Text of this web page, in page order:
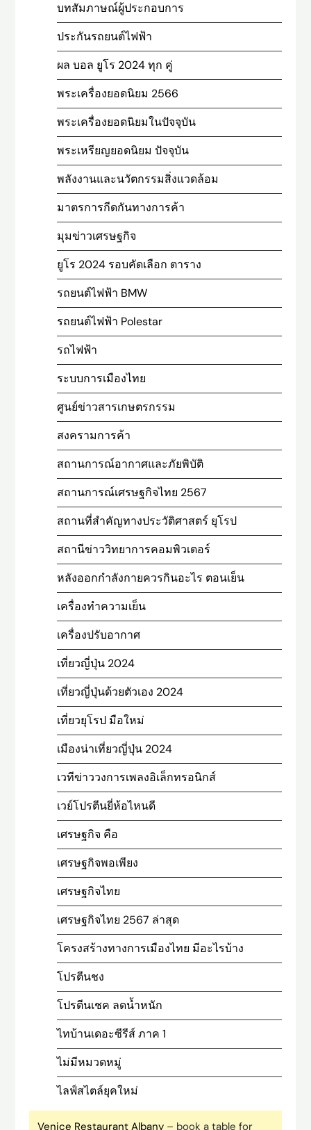
บทสัมภาษณ์ผู้ประกอบการ
ประกันรถยนต์ไฟฟ้า
ผล บอล ยูโร 2024 ทุก คู่
พระเครื่องยอดนิยม 2566
พระเครื่องยอดนิยมในปัจจุบัน
พระเหรียญยอดนิยม ปัจจุบัน
พลังงานและนวัตกรรมสิ่งแวดล้อม
มาตรการกีดกันทางการค้า
มุมข่าวเศรษฐกิจ
ยูโร 2024 รอบคัดเลือก ตาราง
รถยนต์ไฟฟ้า BMW
รถยนต์ไฟฟ้า Polestar
รถไฟฟ้า
ระบบการเมืองไทย
ศูนย์ข่าวสารเกษตรกรรม
สงครามการค้า
สถานการณ์อากาศและภัยพิบัติ
สถานการณ์เศรษฐกิจไทย 2567
สถานที่สําคัญทางประวัติศาสตร์ ยุโรป
สถานีข่าววิทยาการคอมพิวเตอร์
หลังออกกําลังกายควรกินอะไร ตอนเย็น
เครื่องทำความเย็น
เครื่องปรับอากาศ
เที่ยวญี่ปุ่น 2024
เที่ยวญี่ปุ่นด้วยตัวเอง 2024
เที่ยวยุโรป มือใหม่
เมืองน่าเที่ยวญี่ปุ่น 2024
เวทีข่าววงการเพลงอิเล็กทรอนิกส์
เวย์โปรตีนยี่ห้อไหนดี
เศรษฐกิจ คือ
เศรษฐกิจพอเพียง
เศรษฐกิจไทย
เศรษฐกิจไทย 2567 ล่าสุด
โครงสร้างทางการเมืองไทย มีอะไรบ้าง
โปรตีนชง
โปรตีนเชค ลดน้ำหนัก
ไทบ้านเดอะซีรีส์ ภาค 1
ไม่มีหมวดหมู่
ไลฟ์สไตล์ยุคใหม่
Venice Restaurant Albany – book a table for